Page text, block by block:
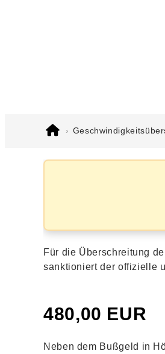
Für die Überschreitung
sanktioniert der offizielle
480,00 EUR
Neben dem Bußgeld in